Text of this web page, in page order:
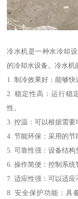
冷水机是一种水冷却
的冷却水设备。冷水机
1. 制冷效果好：能够快
2. 稳定性高：运行稳
性。
3. 控温：可以根据需要
4. 节能环保：采用的节
5. 可靠性强：设备结构
6. 操作简便：控制系统
7. 适应性强：可以适应
8. 安全保护功能：具